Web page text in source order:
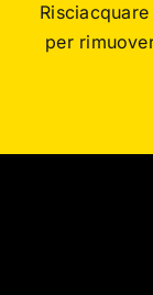
per